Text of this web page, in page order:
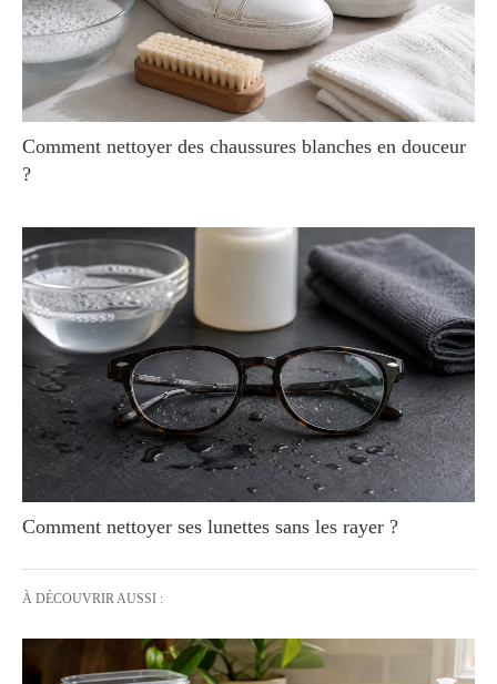
Comment nettoyer des chaussures blanches en douceur
?
Comment nettoyer ses lunettes sans les rayer ?
À DÉCOUVRIR AUSSI :